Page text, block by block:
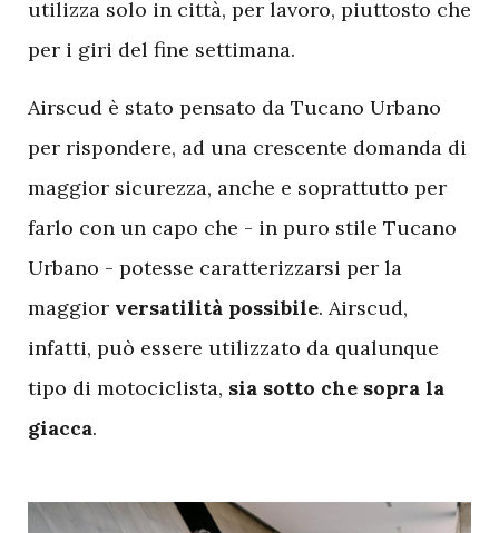
utilizza solo in città, per lavoro, piuttosto che
per i giri del fine settimana.
Airscud è stato pensato da Tucano Urbano
per rispondere, ad una crescente domanda di
maggior sicurezza, anche e soprattutto per
farlo con un capo che - in puro stile Tucano
Urbano - potesse caratterizzarsi per la
maggior versatilità possibile. Airscud,
infatti, può essere utilizzato da qualunque
tipo di motociclista, sia sotto che sopra la
giacca.